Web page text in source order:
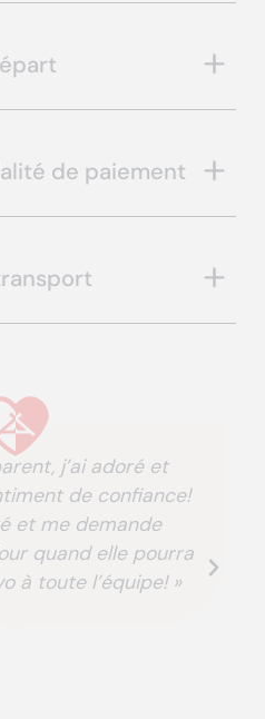
de paiement
j’ai adoré et
de confiance!
et me demande
quand elle pourra
à toute l’équipe! »